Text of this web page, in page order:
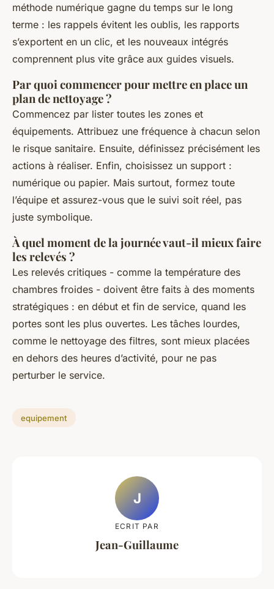
méthode numérique gagne du temps sur le long
terme : les rappels évitent les oublis, les rapports
s’exportent en un clic, et les nouveaux intégrés
comprennent plus vite grâce aux guides visuels.
Par quoi commencer pour mettre en place un
plan de nettoyage ?
Commencez par lister toutes les zones et
équipements. Attribuez une fréquence à chacun selon
le risque sanitaire. Ensuite, définissez précisément les
actions à réaliser. Enfin, choisissez un support :
numérique ou papier. Mais surtout, formez toute
l’équipe et assurez-vous que le suivi soit réel, pas
juste symbolique.
À quel moment de la journée vaut-il mieux faire
les relevés ?
Les relevés critiques - comme la température des
chambres froides - doivent être faits à des moments
stratégiques : en début et fin de service, quand les
portes sont les plus ouvertes. Les tâches lourdes,
comme le nettoyage des filtres, sont mieux placées
en dehors des heures d’activité, pour ne pas
perturber le service.
equipement
J
ECRIT PAR
Jean-Guillaume